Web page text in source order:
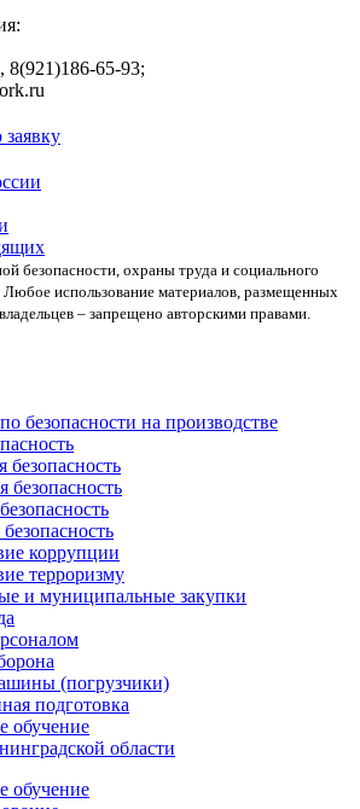
8(921)186-65-93;
безопасности, охраны труда и социального
Любое использование материалов, размещенных
– запрещено авторскими правами.
безопасности на производстве
безопасность
коррупции
терроризму
и муниципальные закупки
(погрузчики)
подготовка
обучение
области
обучение